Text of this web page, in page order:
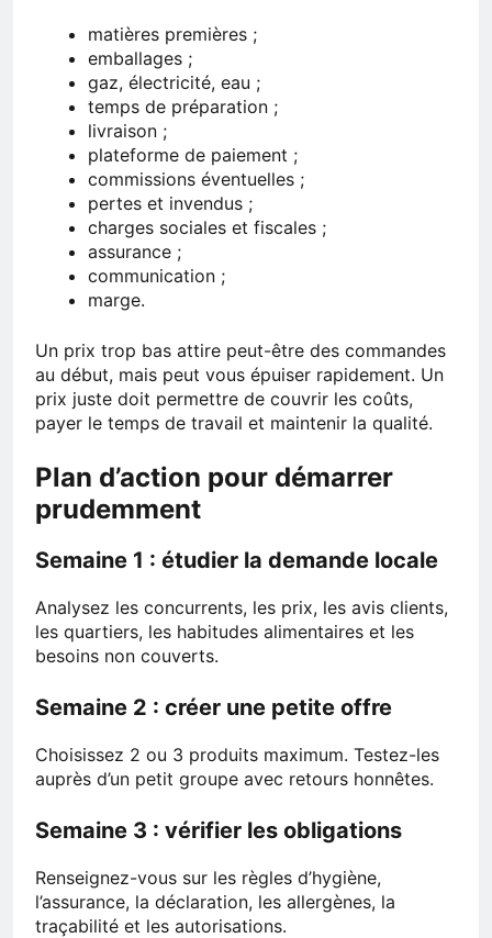
matières premières ;
emballages ;
gaz, électricité, eau ;
temps de préparation ;
livraison ;
plateforme de paiement ;
commissions éventuelles ;
pertes et invendus ;
charges sociales et fiscales ;
assurance ;
communication ;
marge.
Un prix trop bas attire peut-être des commandes
au début, mais peut vous épuiser rapidement. Un
prix juste doit permettre de couvrir les coûts,
payer le temps de travail et maintenir la qualité.
Plan d’action pour démarrer
prudemment
Semaine 1 : étudier la demande locale
Analysez les concurrents, les prix, les avis clients,
les quartiers, les habitudes alimentaires et les
besoins non couverts.
Semaine 2 : créer une petite offre
Choisissez 2 ou 3 produits maximum. Testez-les
auprès d’un petit groupe avec retours honnêtes.
Semaine 3 : vérifier les obligations
Renseignez-vous sur les règles d’hygiène,
l’assurance, la déclaration, les allergènes, la
traçabilité et les autorisations.